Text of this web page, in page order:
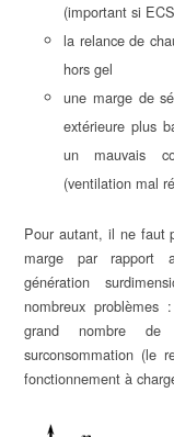
(important si
la relance de
hors gel
une marge de
extérieure plus
un mauvais
(ventilation mal
Pour autant, il ne faut
marge par rapport
génération
nombreux
grand nombre de
surconsommation (le
fonctionnement à